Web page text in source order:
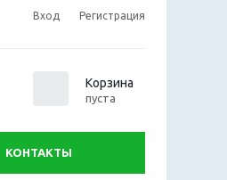
Вход Регистрация
Корзина
пуста
КОНТАКТЫ